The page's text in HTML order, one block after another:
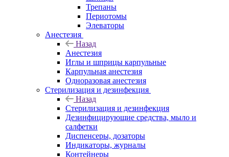
Трепаны
Периотомы
Элеваторы
Анестезия
Назад
Анестезия
Иглы и шприцы карпульные
Карпульная анестезия
Одноразовая анестезия
Стерилизация и дезинфекция
Назад
Стерилизация и дезинфекция
Дезинфицирующие средства, мыло и
салфетки
Диспенсеры, дозаторы
Индикаторы, журналы
Контейнеры